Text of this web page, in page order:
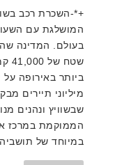
+*-השכרת רכב
המושלגת עם
ביותר באירופה על
מיליוני תיירים
שבשוויץ ונהנים
הממוקמת במרכז
במיוחד של תושביה,